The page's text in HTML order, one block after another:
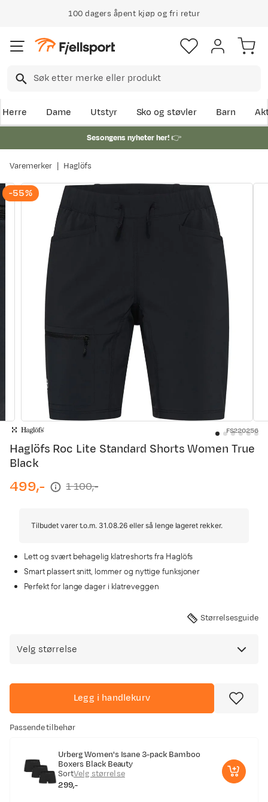
100 dagers åpent kjøp og fri retur
Herre Dame Utstyr Sko og støvler Barn
Sesongens nyheter her!👉
Varemerker Haglöfs
-55%
FS220256
Haglöfs Roc Lite Standard Shorts Women True
Black
discounted
499,-
original 1 100,-
Tilbudet varer t.o.m. 31.08.26 eller så lenge lageret rekker.
Lett og svært behagelig klatreshorts fra Haglöfs
Smart plassert snitt, lommer og nyttige funksjoner
Perfekt for lange dager i klatreveggen
Størrelsesguide
Velg størrelse
Legg i handlekurv
Passende tilbehør
Urberg Women's Isane 3-pack Bamboo
Boxers Black Beauty
SortVelg størrelse
price
299,-